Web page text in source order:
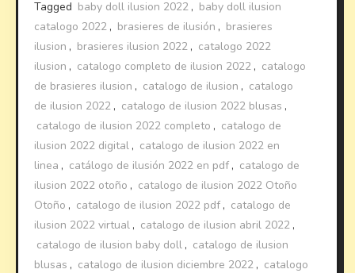
Tagged baby doll ilusion 2022 , baby doll ilusion
catalogo 2022 , brasieres de ilusión , brasieres
ilusion , brasieres ilusion 2022 , catalogo 2022
ilusion , catalogo completo de ilusion 2022 , catalogo
de brasieres ilusion , catalogo de ilusion , catalogo
de ilusion 2022 , catalogo de ilusion 2022 blusas ,
catalogo de ilusion 2022 completo , catalogo de
ilusion 2022 digital , catalogo de ilusion 2022 en
linea , catálogo de ilusión 2022 en pdf , catalogo de
ilusion 2022 otoño , catalogo de ilusion 2022 Otoño
Otoño , catalogo de ilusion 2022 pdf , catalogo de
ilusion 2022 virtual , catalogo de ilusion abril 2022 ,
catalogo de ilusion baby doll , catalogo de ilusion
blusas , catalogo de ilusion diciembre 2022 , catalogo